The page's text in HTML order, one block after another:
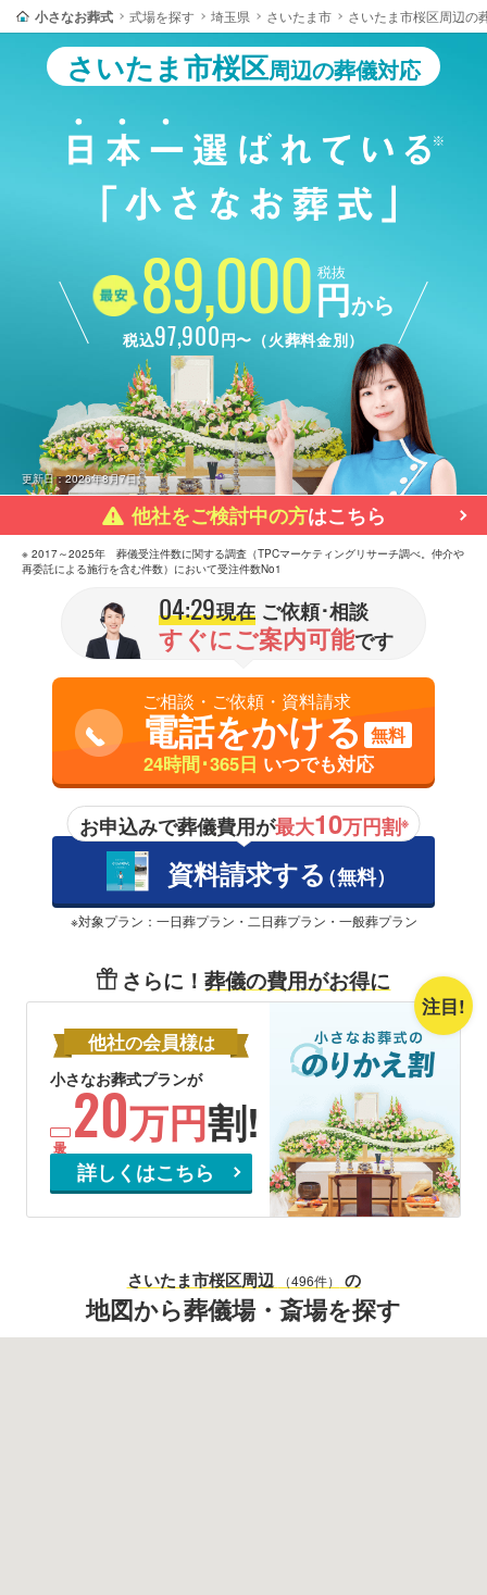
小さなお葬式 式場を探す 埼玉県 さいたま市 さいたま市桜区周辺の
さいたま市桜区周辺の葬儀対応
89,000 税抜
円から
税込97,900円〜（火葬料金別）
更新日：2026年8月7日
他社をご検討中の方はこちら
※ 2017～2025年 葬儀受注件数に関する調査（TPCマーケティングリサーチ調べ。仲介や
再委託による施行を含む件数）において受注件数No1
04:29現在ご依頼･相談
すぐにご案内可能です
ご相談・ご依頼・資料請求
電話をかける 無料
24時間･365日 いつでも対応
お申込みで葬儀費用が最大10万円割※
資料請求する（無料）
※対象プラン：一日葬プラン・二日葬プラン・一般葬プラン
さらに！葬儀の費用がお得に
注目!
他社の会員様は
小さなお葬式プランが
20万円割!
詳しくはこちら
さいたま市桜区周辺 （496件） の
地図から葬儀場・斎場を探す